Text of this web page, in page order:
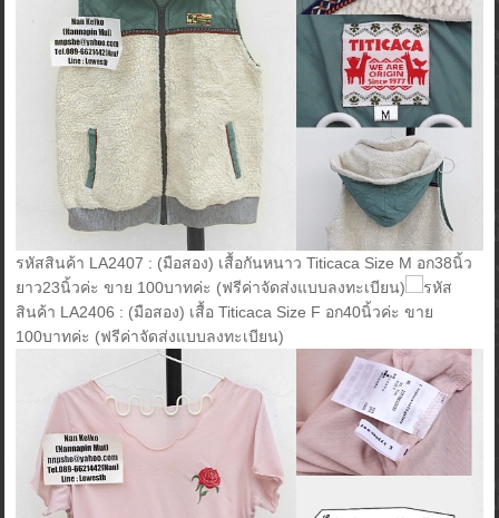
รหัสสินค้า LA2407 : (มือสอง) เสื้อกันหนาว Titicaca Size M อก38นิ้ว
ยาว23นิ้วค่ะ ขาย 100บาทค่ะ (ฟรีค่าจัดส่งแบบลงทะเบียน)
รหัส
สินค้า LA2406 : (มือสอง) เสื้อ Titicaca Size F อก40นิ้วค่ะ ขาย
100บาทค่ะ (ฟรีค่าจัดส่งแบบลงทะเบียน)